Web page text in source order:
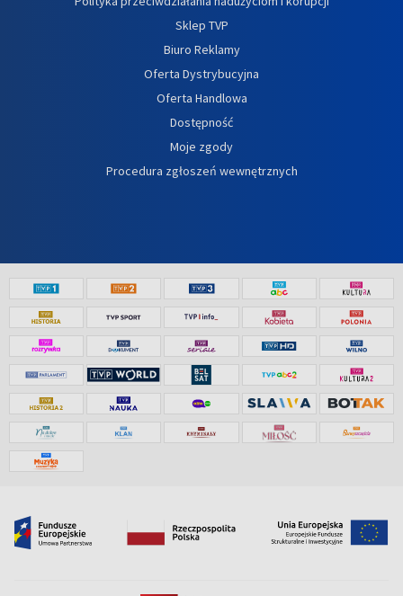
Sklep TVP
Biuro Reklamy
Oferta Dystrybucyjna
Oferta Handlowa
Dostępność
Moje zgody
Procedura zgłoszeń wewnętrznych